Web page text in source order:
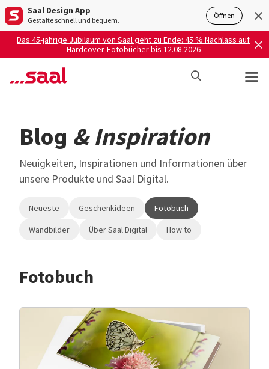
Saal Design App
Gestalte schnell und bequem. Öffnen
Das 45-jährige Jubiläum von Saal geht zu Ende: 45 % Nachlass auf
Hardcover-Fotobücher bis 12.08.2026
Blog & Inspiration
Neuigkeiten, Inspirationen und Informationen über
unsere Produkte und Saal Digital.
Neueste Geschenkideen
Fotobuch
Wandbilder
Über Saal Digital How to
Fotobuch